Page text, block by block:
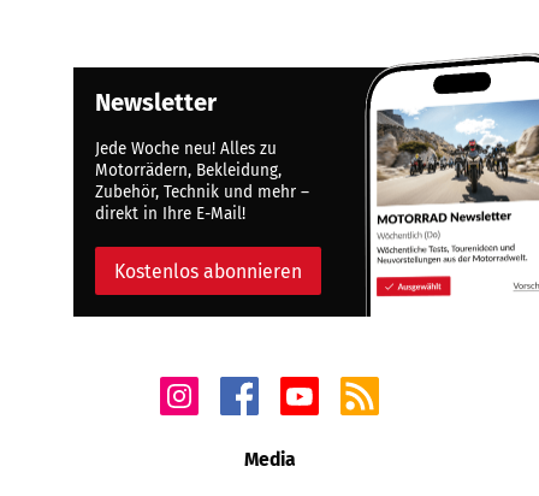
Newsletter
Jede Woche neu! Alles zu
Motorrädern, Bekleidung,
Zubehör, Technik und mehr –
direkt in Ihre E-Mail!
Kostenlos abonnieren
Media